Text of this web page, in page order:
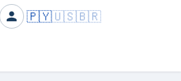
🇵🇾 🇺🇸🇧🇷